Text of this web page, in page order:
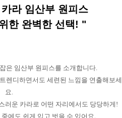
라 임산부 원피스
한 완벽한 선택! "
은 임산부 원피스를 소개합니다.
렌디하면서도 세련된 느낌을 연출해보세
요.
러운 카라로 어떤 자리에서도 당당하게!
에도 쉽게 입고 벗을 수 있어요.